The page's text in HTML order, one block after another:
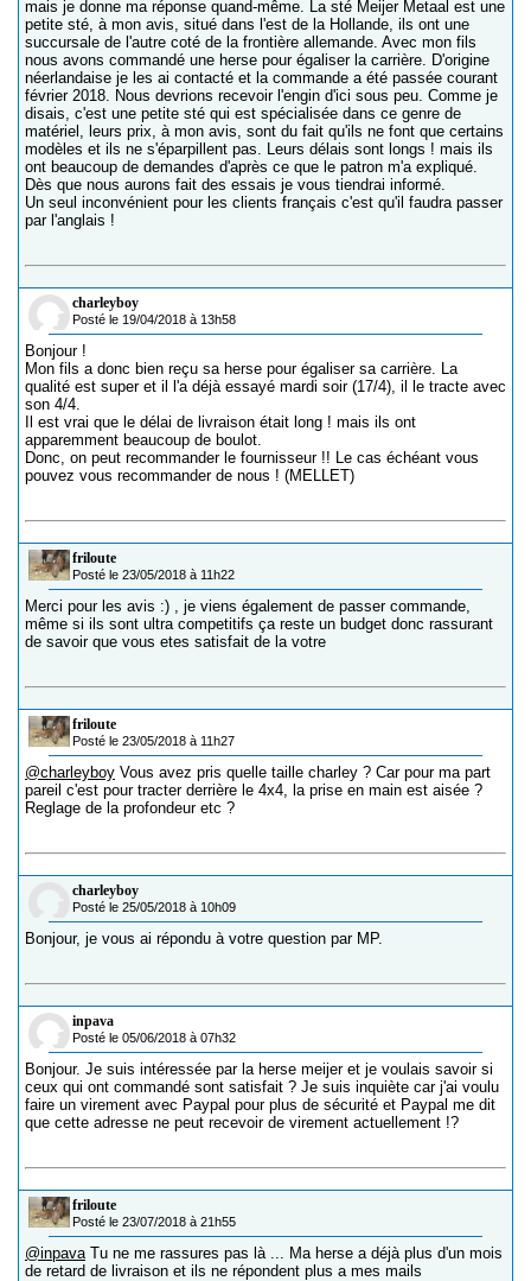
mais je donne ma réponse quand-même. La sté Meijer Metaal est une
petite sté, à mon avis, situé dans l'est de la Hollande, ils ont une
succursale de l'autre coté de la frontière allemande. Avec mon fils
nous avons commandé une herse pour égaliser la carrière. D'origine
néerlandaise je les ai contacté et la commande a été passée courant
février 2018. Nous devrions recevoir l'engin d'ici sous peu. Comme je
disais, c'est une petite sté qui est spécialisée dans ce genre de
matériel, leurs prix, à mon avis, sont du fait qu'ils ne font que certains
modèles et ils ne s'éparpillent pas. Leurs délais sont longs ! mais ils
ont beaucoup de demandes d'après ce que le patron m'a expliqué.
Dès que nous aurons fait des essais je vous tiendrai informé.
Un seul inconvénient pour les clients français c'est qu'il faudra passer
par l'anglais !
charleyboy
Posté le 19/04/2018 à 13h58
Bonjour !
Mon fils a donc bien reçu sa herse pour égaliser sa carrière. La
qualité est super et il l'a déjà essayé mardi soir (17/4), il le tracte avec
son 4/4.
Il est vrai que le délai de livraison était long ! mais ils ont
apparemment beaucoup de boulot.
Donc, on peut recommander le fournisseur !! Le cas échéant vous
pouvez vous recommander de nous ! (MELLET)
friloute
Posté le 23/05/2018 à 11h22
Merci pour les avis :) , je viens également de passer commande,
même si ils sont ultra competitifs ça reste un budget donc rassurant
de savoir que vous etes satisfait de la votre
friloute
Posté le 23/05/2018 à 11h27
@charleyboy Vous avez pris quelle taille charley ? Car pour ma part
pareil c'est pour tracter derrière le 4x4, la prise en main est aisée ?
Reglage de la profondeur etc ?
charleyboy
Posté le 25/05/2018 à 10h09
Bonjour, je vous ai répondu à votre question par MP.
inpava
Posté le 05/06/2018 à 07h32
Bonjour. Je suis intéressée par la herse meijer et je voulais savoir si
ceux qui ont commandé sont satisfait ? Je suis inquiète car j'ai voulu
faire un virement avec Paypal pour plus de sécurité et Paypal me dit
que cette adresse ne peut recevoir de virement actuellement !?
friloute
Posté le 23/07/2018 à 21h55
@inpava Tu ne me rassures pas là ... Ma herse a déjà plus d'un mois
de retard de livraison et ils ne répondent plus a mes mails